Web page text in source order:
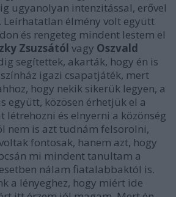
ugyanolyan intenzitással, erővel
Leírhatatlan élmény volt együtt
és rengeteg mindent lestem el
Zsuzsától vagy Oszvald
segítettek, akarták, hogy én is
igazi csapatjáték, mert
hogy nekik sikerük legyen, a
együtt, közösen érhetjük el a
létrehozni és elnyerni a közönség
nem is azt tudnám felsorolni,
fontosak, hanem azt, hogy
mi mindent tanultam a
nálam fiatalabbaktól is.
a lényeghez, hogy miért ide